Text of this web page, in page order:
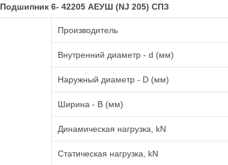
6- 42205 АЕУШ (NJ 205) СПЗ
Производитель
Внутренний диаметр - d (мм)
Наружный диаметр - D (мм)
Ширина - B (мм)
Динамическая нагрузка, kN
Статическая нагрузка, kN